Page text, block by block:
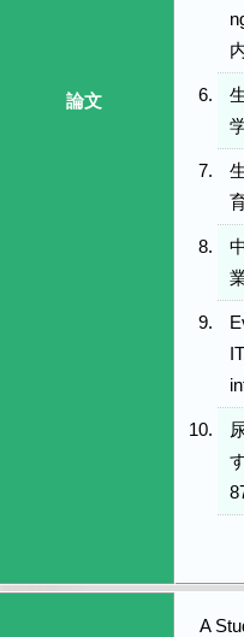
論文
A